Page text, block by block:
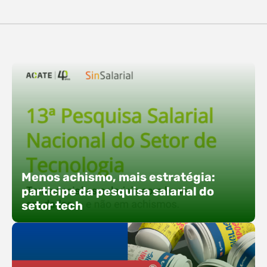
O Polo ACATE-ACIRS confirma presença na
direta: transformar o espaço em um ponto ativo
de conexões e oportunidades. Ao lado do polo, 13
empresas associadas integram o espaço tech,
que estará conectado a um dos palcos
alternativos do evento. A presença conjunta
fortalece o ecossistema e amplia…
Menos achismo, mais estratégia:
participe da pesquisa salarial do
setor tech